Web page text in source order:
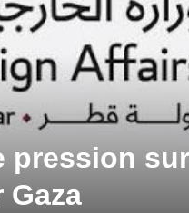
pression
Gaza